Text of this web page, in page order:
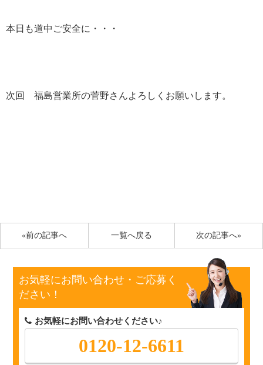
本日も道中ご安全に・・・
次回 福島営業所の菅野さんよろしくお願いします。
«前の記事へ 次の記事へ»
一覧へ戻る
お気軽にお問い合わせ・ご応募く
ださい！
お気軽にお問い合わせください♪
0120-12-6611